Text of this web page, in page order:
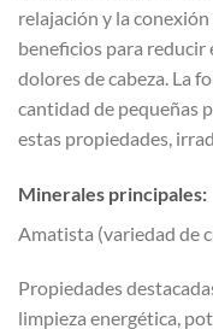
relajación y la
beneficios para reducir
dolores de cabeza. La
cantidad de pequeñas
estas propiedades,
Minerales principales:
Amatista (variedad de
Propiedades
limpieza energética,